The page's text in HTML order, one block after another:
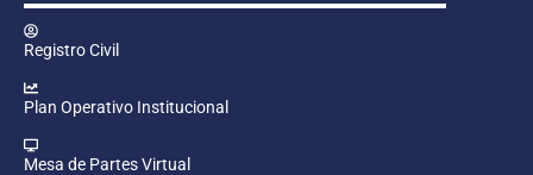
Registro Civil
Plan Operativo Institucional
Mesa de Partes Virtual